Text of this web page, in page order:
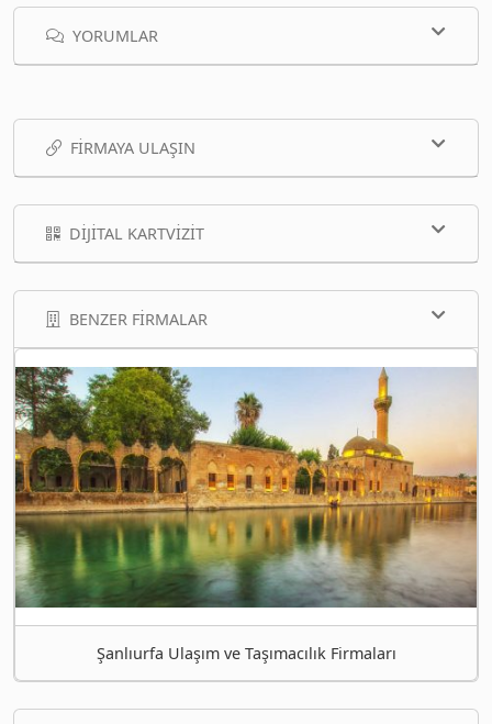
YORUMLAR
FIRMAYA ULAŞIN
DIJITAL KARTVIZIT
BENZER FIRMALAR
Şanlıurfa Ulaşım ve Taşımacılık Firmaları